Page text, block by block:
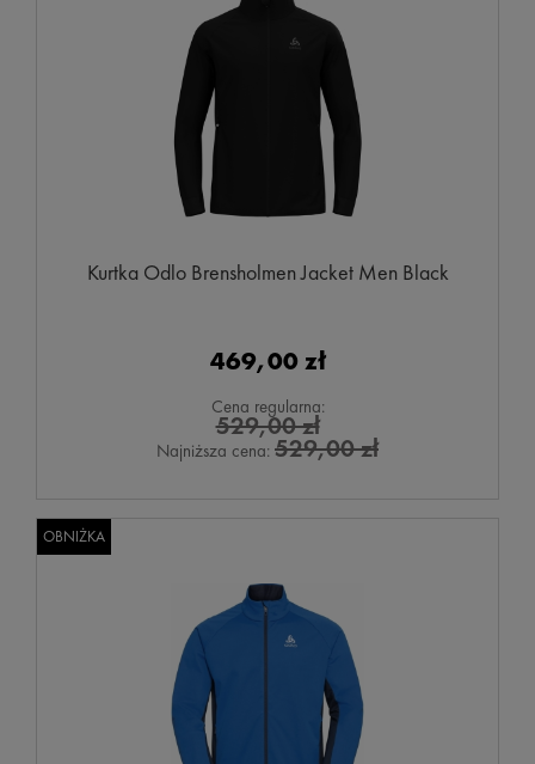
Kurtka Odlo Brensholmen Jacket Men Black
469,00 zł
Cena regularna:
529,00 zł
Najniższa cena: 529,00 zł
OBNIŻKA